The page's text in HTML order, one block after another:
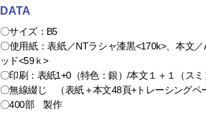
DATA
〇サイズ：B5
〇使用紙：表紙／NTラシャ漆黒<170k>、本文
ッド<59ｋ>
〇印刷：表紙1+0（特色：銀）/本文１＋１（スミ
〇無線綴じ （表紙＋本文48頁+トレーシングペ
〇400部 製作